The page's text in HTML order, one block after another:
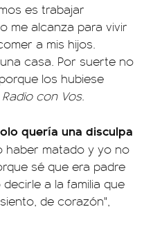
es trabajar
me alcanza para vivir
a mis hijos.
casa. Por suerte no
los hubiese
Radio con Vos.
quería una disculpa
haber matado y yo no
sé que era padre
a la familia que
de corazón",